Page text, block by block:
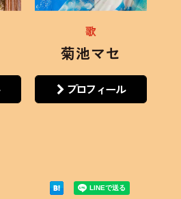
歌
菊池マセ
プロフィール